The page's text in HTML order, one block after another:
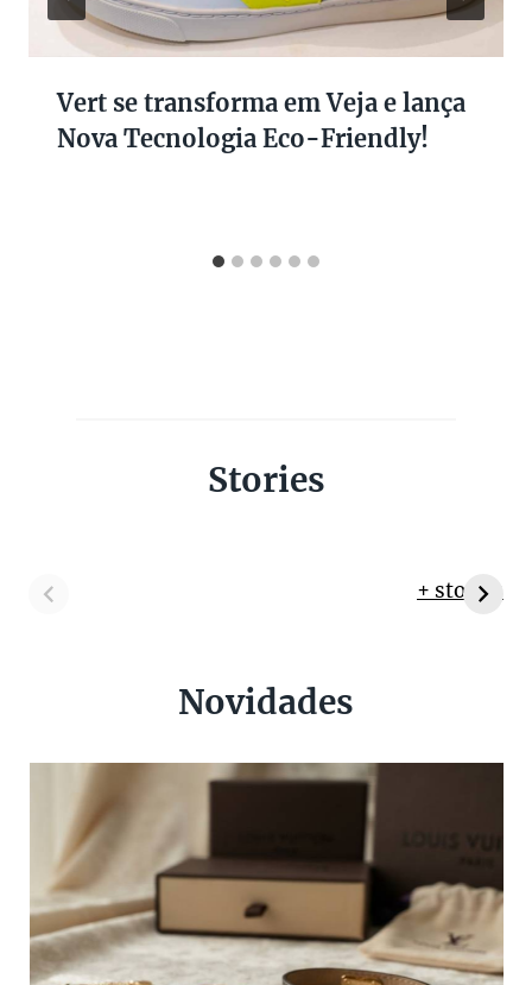
Vert se transforma em Veja e lança
Nova Tecnologia Eco-Friendly!
Stories
+ stories
Novidades